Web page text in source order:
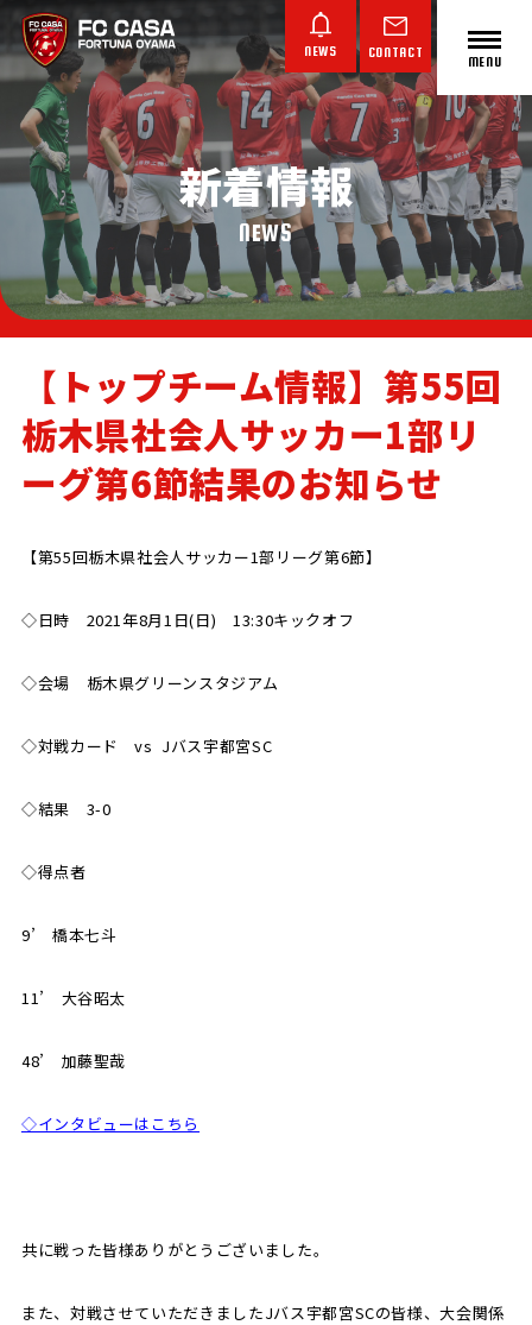
NEWS CONTACT
ABOUT FC CASA
クラブ概要
TOP TEAM
トップチーム
JUNIOR YOUTH
ジュニアユース
JUNIOR
ジュニア
スクール CPサッカー
PARTNER
MENU
新着情報
NEWS
【トップチーム情報】第55回
栃木県社会人サッカー1部リ
ーグ第6節結果のお知らせ
【第55回栃木県社会人サッカー1部リーグ第6節】
◇日時 2021年8月1日(日) 13:30キックオフ
◇会場 栃木県グリーンスタジアム
◇対戦カード vs Jバス宇都宮SC
◇結果 3-0
◇得点者
9’ 橋本七斗
11’ 大谷昭太
48’ 加藤聖哉
◇インタビューはこちら
共に戦った皆様ありがとうございました。
また、対戦させていただきましたJバス宇都宮SCの皆様、大会関係